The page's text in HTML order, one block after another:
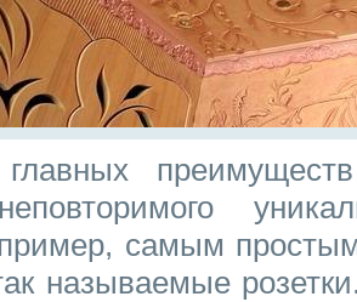
самым
называемые